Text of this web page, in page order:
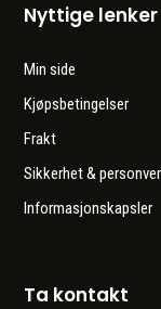
Nyttige lenker
Min side
Kjøpsbetingelser
Frakt
Sikkerhet &
Informasjonskapsler
Ta kontakt